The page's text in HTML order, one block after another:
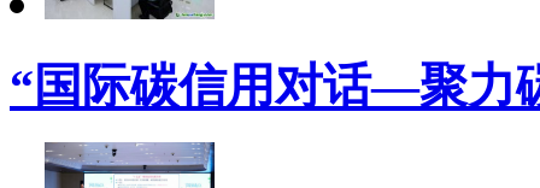
“国际碳信用对话—聚力